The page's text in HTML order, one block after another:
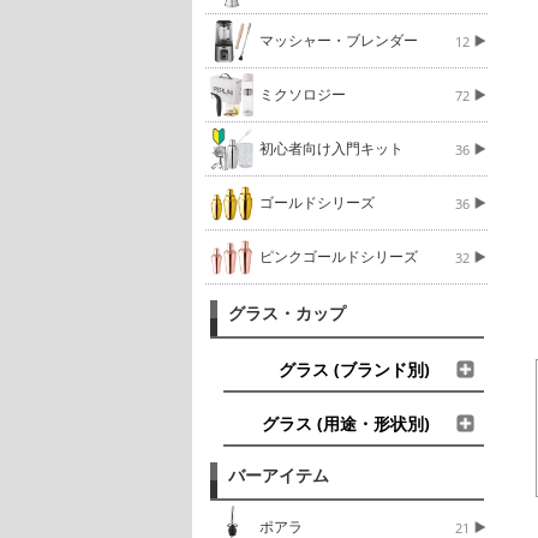
マッシャー・ブレンダー 12
ミクソロジー 72
初心者向け入門キット 36
ゴールドシリーズ 36
ピンクゴールドシリーズ 32
グラス・カップ
グラス (ブランド別)
グラス (用途・形状別)
バーアイテム
ポアラ 21